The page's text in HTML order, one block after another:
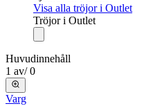
Visa alla tröjor i Outlet
Tröjor i Outlet
Huvudinnehåll
1 av/ 0
Varg